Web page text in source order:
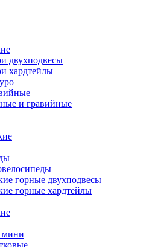
двухподвесы
хардтейлы
и гравийные
горные двухподвесы
горные хардтейлы
мини